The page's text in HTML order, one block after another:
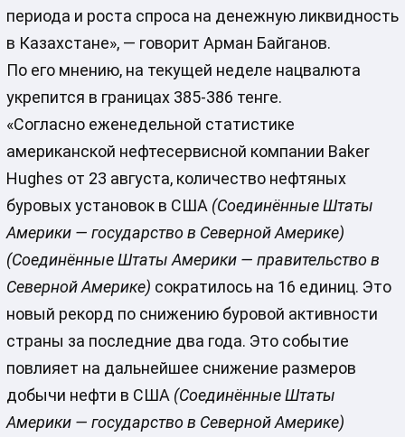
периода и роста спроса на денежную ликвидность
в Казахстане», — говорит Арман Байганов.
По его мнению, на текущей неделе нацвалюта
укрепится в границах 385-386 тенге.
«Согласно еженедельной статистике
американской нефтесервисной компании Baker
Hughes от 23 августа, количество нефтяных
буровых установок в США (Соединённые Штаты
Америки — государство в Северной Америке)
(Соединённые Штаты Америки — правительство в
Северной Америке) сократилось на 16 единиц. Это
новый рекорд по снижению буровой активности
страны за последние два года. Это событие
повлияет на дальнейшее снижение размеров
добычи нефти в США (Соединённые Штаты
Америки — государство в Северной Америке)